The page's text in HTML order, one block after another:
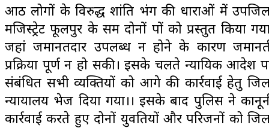
आठ लोगों के विरुद्ध शांति भंग की धाराओं में
मजिस्ट्रेट फूलपुर के समक्ष दोनों पक्षों को प्रस्तुत किया
जहां जमानतदार उपलब्ध न होने के कारण
प्रक्रिया पूर्ण न हो सकी। इसके चलते न्यायिक आदेश
संबंधित सभी व्यक्तियों को आगे की कार्रवाई हेतु
न्यायालय भेज दिया गया।। इसके बाद पुलिस ने
कार्रवाई करते हुए दोनों युवतियों और परिजनों को